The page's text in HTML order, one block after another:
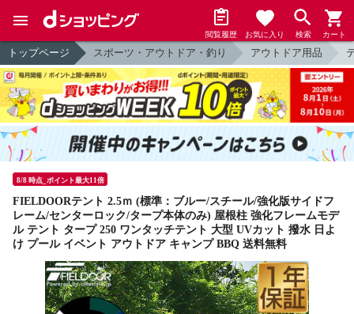
閲覧履歴 お気に入り 検索 カート
トップページ スポーツ・アウトドア・釣り アウトドア用品
8/8 時点_ポイント最大11倍
FIELDOORテント 2.5ｍ (標準：ブルー/スチール/強化版サイドフ
レーム/センターロック/タープ本体のみ) 屋根柱 強化フレームモデ
ル テント タープ 250 ワンタッチテント 大型 UVカット 撥水 日よ
け プール イベント アウトドア キャンプ BBQ 送料無料